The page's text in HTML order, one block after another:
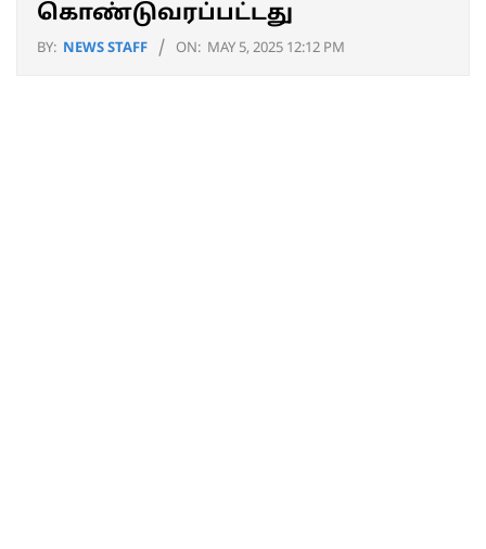
கொண்டுவரப்பட்டது
BY: NEWS STAFF ON: MAY 5, 2025 12:12 PM